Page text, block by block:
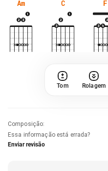
Am C F
Tom Rolagem
Composição:
Essa informação está errada?
Enviar revisão